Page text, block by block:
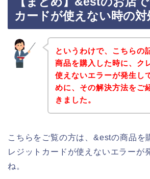
カードが使えない時の
というわけで、こちらの
商品を購入した時に、ク
使えないエラーが発生し
めに、その解決方法をご
きました。
こちらをご覧の方は、&estの商品を
レジットカードが使えないエラーが
ね。